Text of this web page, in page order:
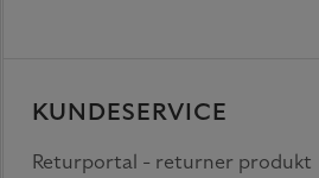
KUNDESERVICE
Returportal - returner produkt